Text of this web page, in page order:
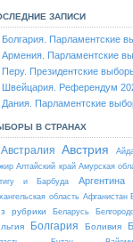
ЗАПИСИ
Болгария. Парламентские
Армения. Парламентские
Перу. Президентские
Швейцария. Референдум
Дания. Парламентские
В СТРАНАХ
Австралия Австрия
Алтайский край Амурская
и Барбуда
Аргентина
область Афганистан
рубрики Беларусь
Болгария Боливия